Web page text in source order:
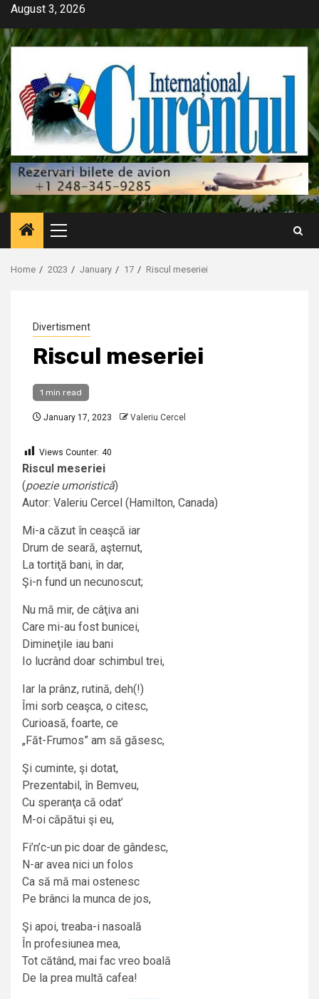
Skip
content
August 3, 2026
Primary
Menu
Home 2023 January 17 Riscul meseriei
Divertisment
Riscul meseriei
1 min read
January 17, 2023 Valeriu Cercel
Views Counter: 40
Riscul meseriei
(poezie umoristică)
Autor: Valeriu Cercel (Hamilton, Canada)
Mi-a căzut în ceaşcă iar
Drum de seară, aşternut,
La tortiţă bani, în dar,
Şi-n fund un necunoscut;
Nu mă mir, de câţiva ani
Care mi-au fost bunicei,
Dimineţile iau bani
Io lucrând doar schimbul trei,
Iar la prânz, rutină, deh(!)
Îmi sorb ceaşca, o citesc,
Curioasă, foarte, ce
„Făt-Frumos” am să găsesc,
Şi cuminte, şi dotat,
Prezentabil, în Bemveu,
Cu speranţa că odat’
M-oi căpătui şi eu,
Fi’n’c-un pic doar de gândesc,
N-ar avea nici un folos
Ca să mă mai ostenesc
Pe brânci la munca de jos,
Şi apoi, treaba-i nasoală
În profesiunea mea,
Tot cătând, mai fac vreo boală
De la prea multă cafea!